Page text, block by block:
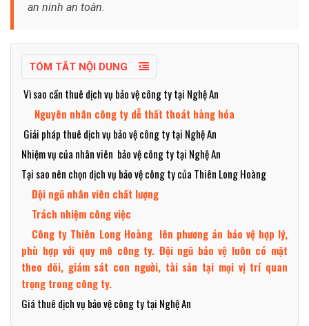
an ninh an toàn.
TÓM TẮT NỘI DUNG
Vì sao cần thuê dịch vụ bảo vệ công ty tại Nghệ An
Nguyên nhân công ty dễ thất thoát hàng hóa
Giải pháp thuê dịch vụ bảo vệ công ty tại Nghệ An
Nhiệm vụ của nhân viên bảo vệ công ty tại Nghệ An
Tại sao nên chọn dịch vụ bảo vệ công ty của Thiên Long Hoàng
Đội ngũ nhân viên chất lượng
Trách nhiệm công việc
Công ty Thiên Long Hoàng lên phương án bảo vệ hợp lý,
phù hợp với quy mô công ty. Đội ngũ bảo vệ luôn có mặt
theo dõi, giám sát con người, tài sản tại mọi vị trí quan
trọng trong công ty.
Giá thuê dịch vụ bảo vệ công ty tại Nghệ An